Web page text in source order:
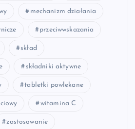
mechanizm działania
przeciwwskazania
skład
składniki aktywne
tabletki powlekane
witamina C
zastosowanie